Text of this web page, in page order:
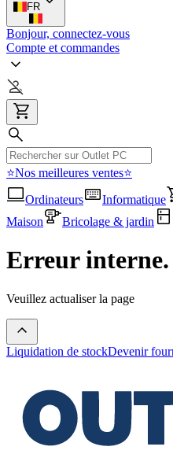
FR
Bonjour, connectez-vous
Compte et commandes
⭐Nos meilleures ventes⭐
Ordinateurs
Informatique
Maison
Bricolage & jardin
Erreur interne.
Veuillez actualiser la page
Liquidation de stockDevenir